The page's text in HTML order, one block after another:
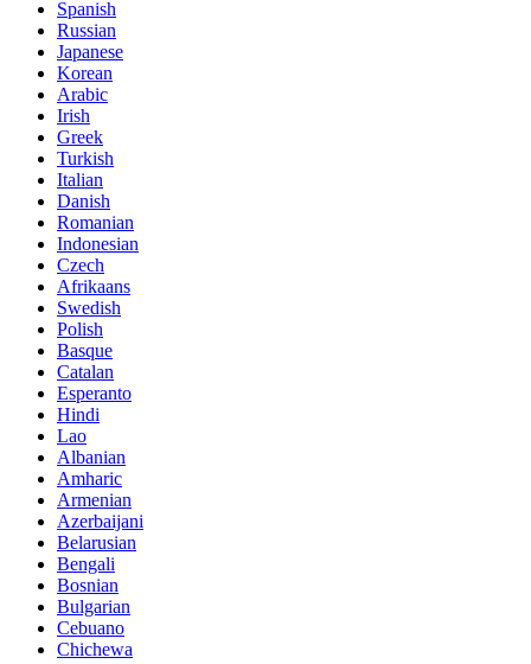
Spanish
Russian
Japanese
Korean
Arabic
Irish
Greek
Turkish
Italian
Danish
Romanian
Indonesian
Czech
Afrikaans
Swedish
Polish
Basque
Catalan
Esperanto
Hindi
Lao
Albanian
Amharic
Armenian
Azerbaijani
Belarusian
Bengali
Bosnian
Bulgarian
Cebuano
Chichewa